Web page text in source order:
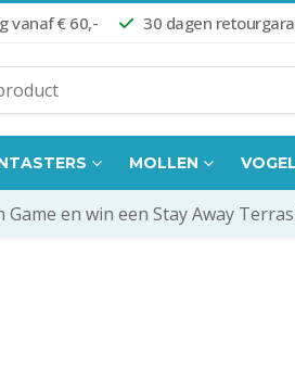
vanaf € 60,- 30 dagen
MOLLEN
Game en win een Stay Away